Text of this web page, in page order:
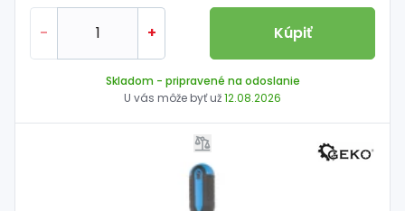
- + Kúpiť
Skladom - pripravené na odoslanie
U vás môže byť už12.08.2026